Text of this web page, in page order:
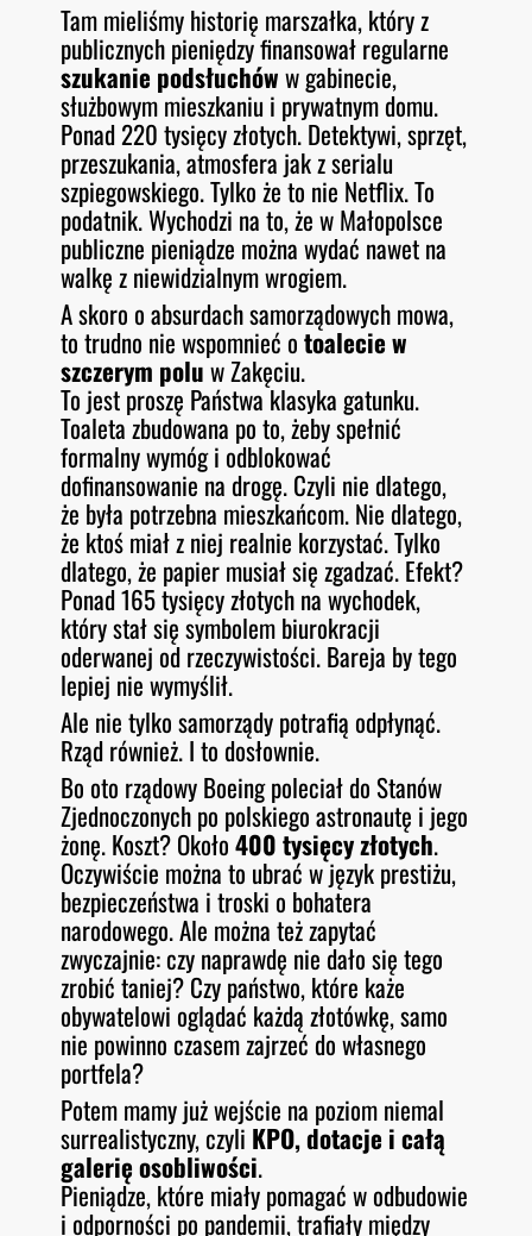
Tam mieliśmy historię marszałka, który z
publicznych pieniędzy finansował regularne
szukanie podsłuchóww gabinecie,
służbowym mieszkaniu i prywatnym domu.
Ponad 220 tysięcy złotych. Detektywi, sprzęt,
przeszukania, atmosfera jak z serialu
szpiegowskiego. Tylko że to nie Netflix. To
podatnik. Wychodzi na to, że w Małopolsce
publiczne pieniądze można wydać nawet na
walkę z niewidzialnym wrogiem.
A skoro o absurdach samorządowych mowa,
to trudno nie wspomnieć otoalecie w
szczerym poluw Zakęciu.
To jest proszę Państwa klasyka gatunku.
Toaleta zbudowana po to, żeby spełnić
formalny wymóg i odblokować
dofinansowanie na drogę. Czyli nie dlatego,
że była potrzebna mieszkańcom. Nie dlatego,
że ktoś miał z niej realnie korzystać. Tylko
dlatego, że papier musiał się zgadzać. Efekt?
Ponad 165 tysięcy złotych na wychodek,
który stał się symbolem biurokracji
oderwanej od rzeczywistości. Bareja by tego
lepiej nie wymyślił.
Ale nie tylko samorządy potrafią odpłynąć.
Rząd również. I to dosłownie.
Bo oto rządowy Boeing poleciał do Stanów
Zjednoczonych po polskiego astronautę i jego
żonę. Koszt? Około400 tysięcy złotych.
Oczywiście można to ubrać w język prestiżu,
bezpieczeństwa i troski o bohatera
narodowego. Ale można też zapytać
zwyczajnie: czy naprawdę nie dało się tego
zrobić taniej? Czy państwo, które każe
obywatelowi oglądać każdą złotówkę, samo
nie powinno czasem zajrzeć do własnego
portfela?
Potem mamy już wejście na poziom niemal
surrealistyczny, czyli KPO, dotacje i całą
galerię osobliwości.
Pieniądze, które miały pomagać w odbudowie
i odporności po pandemii, trafiały między